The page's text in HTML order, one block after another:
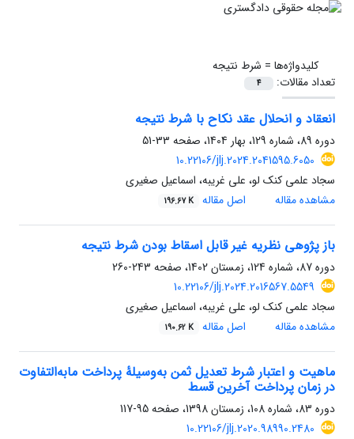
کلیدواژه‌ها = شرط نتیجه
تعداد مقالات:
4
انعقاد و انحلال عقد نکاح با شرط نتیجه
دوره 89، شماره 129، بهار 1404، صفحه
33-51
10.22106/jlj.2024.2041595.6050
سجاد علمی کنک لو، علی غریبه، اسماعیل صغیری
مشاهده مقاله
اصل مقاله 196.67 K
باز پژوهی نظریه غیر قابل اسقاط بودن شرط نتیجه
دوره 87، شماره 124، زمستان 1402، صفحه
243-260
10.22106/jlj.2024.2016567.5549
سجاد علمی کنک لو، علی غریبه، اسماعیل صغیری
مشاهده مقاله
اصل مقاله 190.62 K
ماهیت و اعتبار شرط تعدیل ثمن به‌وسیلۀ پرداخت مابه‌التفاوت
در زمان پرداخت آخرین قسط
دوره 83، شماره 108، زمستان 1398، صفحه
95-117
10.22106/jlj.2020.98990.2480